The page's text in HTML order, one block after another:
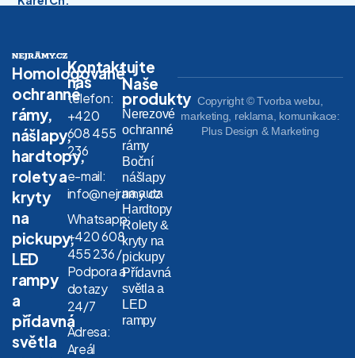
Homologované
ochranné
rámy,
nášlapy,
hardtopy,
rolety a
kryty
na
pickupy,
LED
rampy
a
přídavná
světla
Kontaktujte
nás
telefon:
+420
608 455
236
e-mail:
info@nejramy.cz
Whatsapp:
+420 608
455 236 /
Podpora a
dotazy
24/7
Adresa:
Areál
Naše
produkty
Nerezové
ochranné
rámy
Boční
nášlapy
na auta
Hardtopy
Rolety &
kryty na
pickupy
Přídavná
světla a
LED
rampy
Copyright © Tvorba webu,
marketing, reklama, komunikace:
Plus Design & Marketing